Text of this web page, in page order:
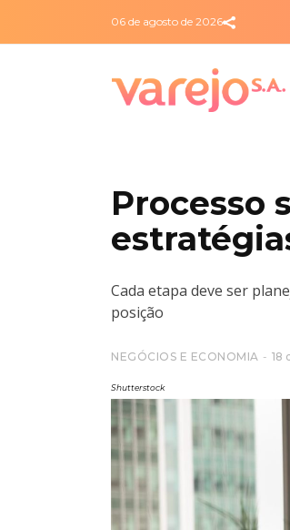
06 de agosto de 2026
Processo
Cada etapa deve ser
posição
NEGÓCIOS E ECONOMIA 18
Shutterstock